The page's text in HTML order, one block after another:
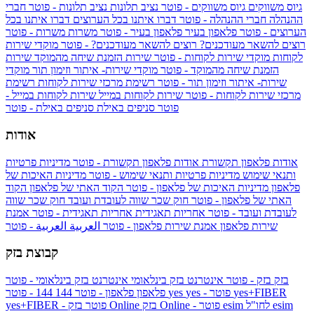
גיוס משווקים גיוס משווקים - פוטר נציב תלונות נציב תלונות - פוטר חברי
ההנהלה חברי ההנהלה - פוטר דברו איתנו בכל הערוצים דברו איתנו בכל
הערוצים - פוטר פלאפון בעיר פלאפון בעיר - פוטר משרות משרות - פוטר
רוצים להשאר מעודכנים? רוצים להשאר מעודכנים? - פוטר מוקדי שירות
לקוחות מוקדי שירות לקוחות - פוטר שירות הזמנת שיחה מהמוקד שירות
הזמנת שיחה מהמוקד - פוטר מוקדי שירות- איתור וזימון תור מוקדי
שירות- איתור וזימון תור - פוטר רשימת מרכזי שירות לקוחות רשימת
מרכזי שירות לקוחות - פוטר שירות לקוחות במייל שירות לקוחות במייל -
פוטר סניפים באילת סניפים באילת - פוטר
אודות
אודות פלאפון תקשורת אודות פלאפון תקשורת - פוטר מדיניות פרטיות
ותנאי שימוש מדיניות פרטיות ותנאי שימוש - פוטר מדיניות האיכות של
פלאפון מדיניות האיכות של פלאפון - פוטר הקוד האתי של פלאפון הקוד
האתי של פלאפון - פוטר חוק שכר שווה לעובדת ועובד חוק שכר שווה
לעובדת ועובד - פוטר אחריות תאגידית אחריות תאגידית - פוטר אמנת
שירות פלאפון אמנת שירות פלאפון - פוטר العربية العربية - פוטר
קבוצת בזק
בזק בזק - פוטר אינטרנט בזק בינלאומי אינטרנט בזק בינלאומי - פוטר
פלאפון פלאפון - פוטר 144 yes
yes+FIBER
yes+FIBER - פוטר בזק Online esim